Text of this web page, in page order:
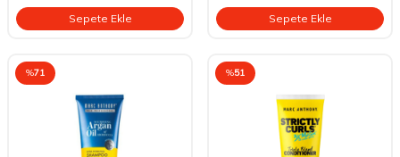
Sepete Ekle Sepete Ekle
%71 %51